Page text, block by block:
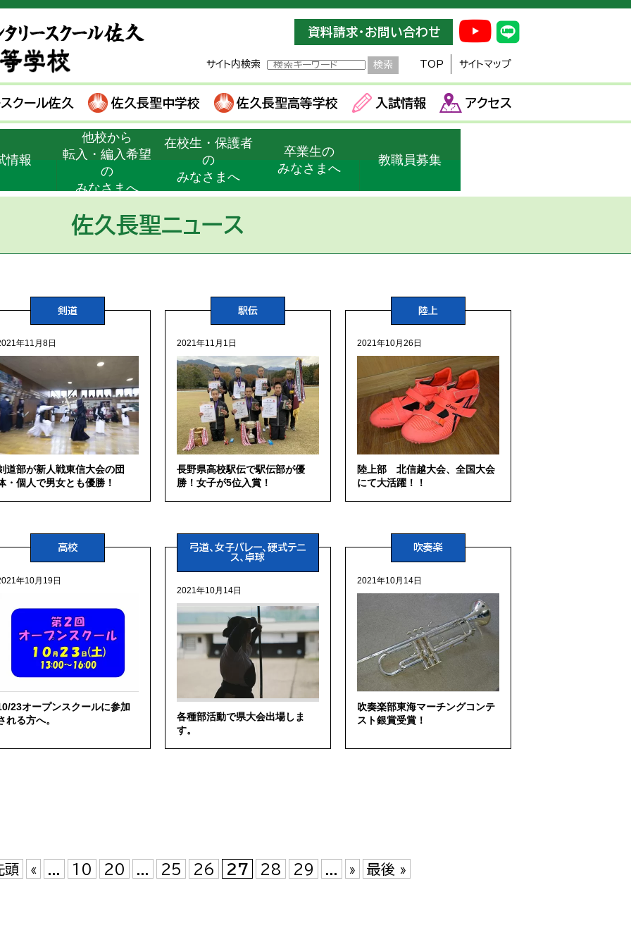
資料請求・お問い合わせ
サイト内検索 TOP サイトマップ
クール佐久 佐久長聖中学校 佐久長聖高等学校 入試情報 アクセス
情報
他校から
転入・編入希望
の
みなさまへ
在校生・保護者
の
みなさまへ
卒業生の
みなさまへ
教職員募集
佐久長聖ニュース
剣道
年11月8日
道部が新人戦東信大会の団
・個人で男女とも優勝！
駅伝
2021年11月1日
長野県高校駅伝で駅伝部が優
勝！女子が5位入賞！
陸上
2021年10月26日
陸上部 北信越大会、全国大会
にて大活躍！！
高校
年10月19日
23オープンスクールに参加
れる方へ。
弓道、女子バレー、硬式テニ
ス、卓球
2021年10月14日
各種部活動で県大会出場しま
す。
吹奏楽
2021年10月14日
吹奏楽部東海マーチングコンテ
スト銀賞受賞！
頭 « 10 20 25 26 27 28 29 » 最後 »